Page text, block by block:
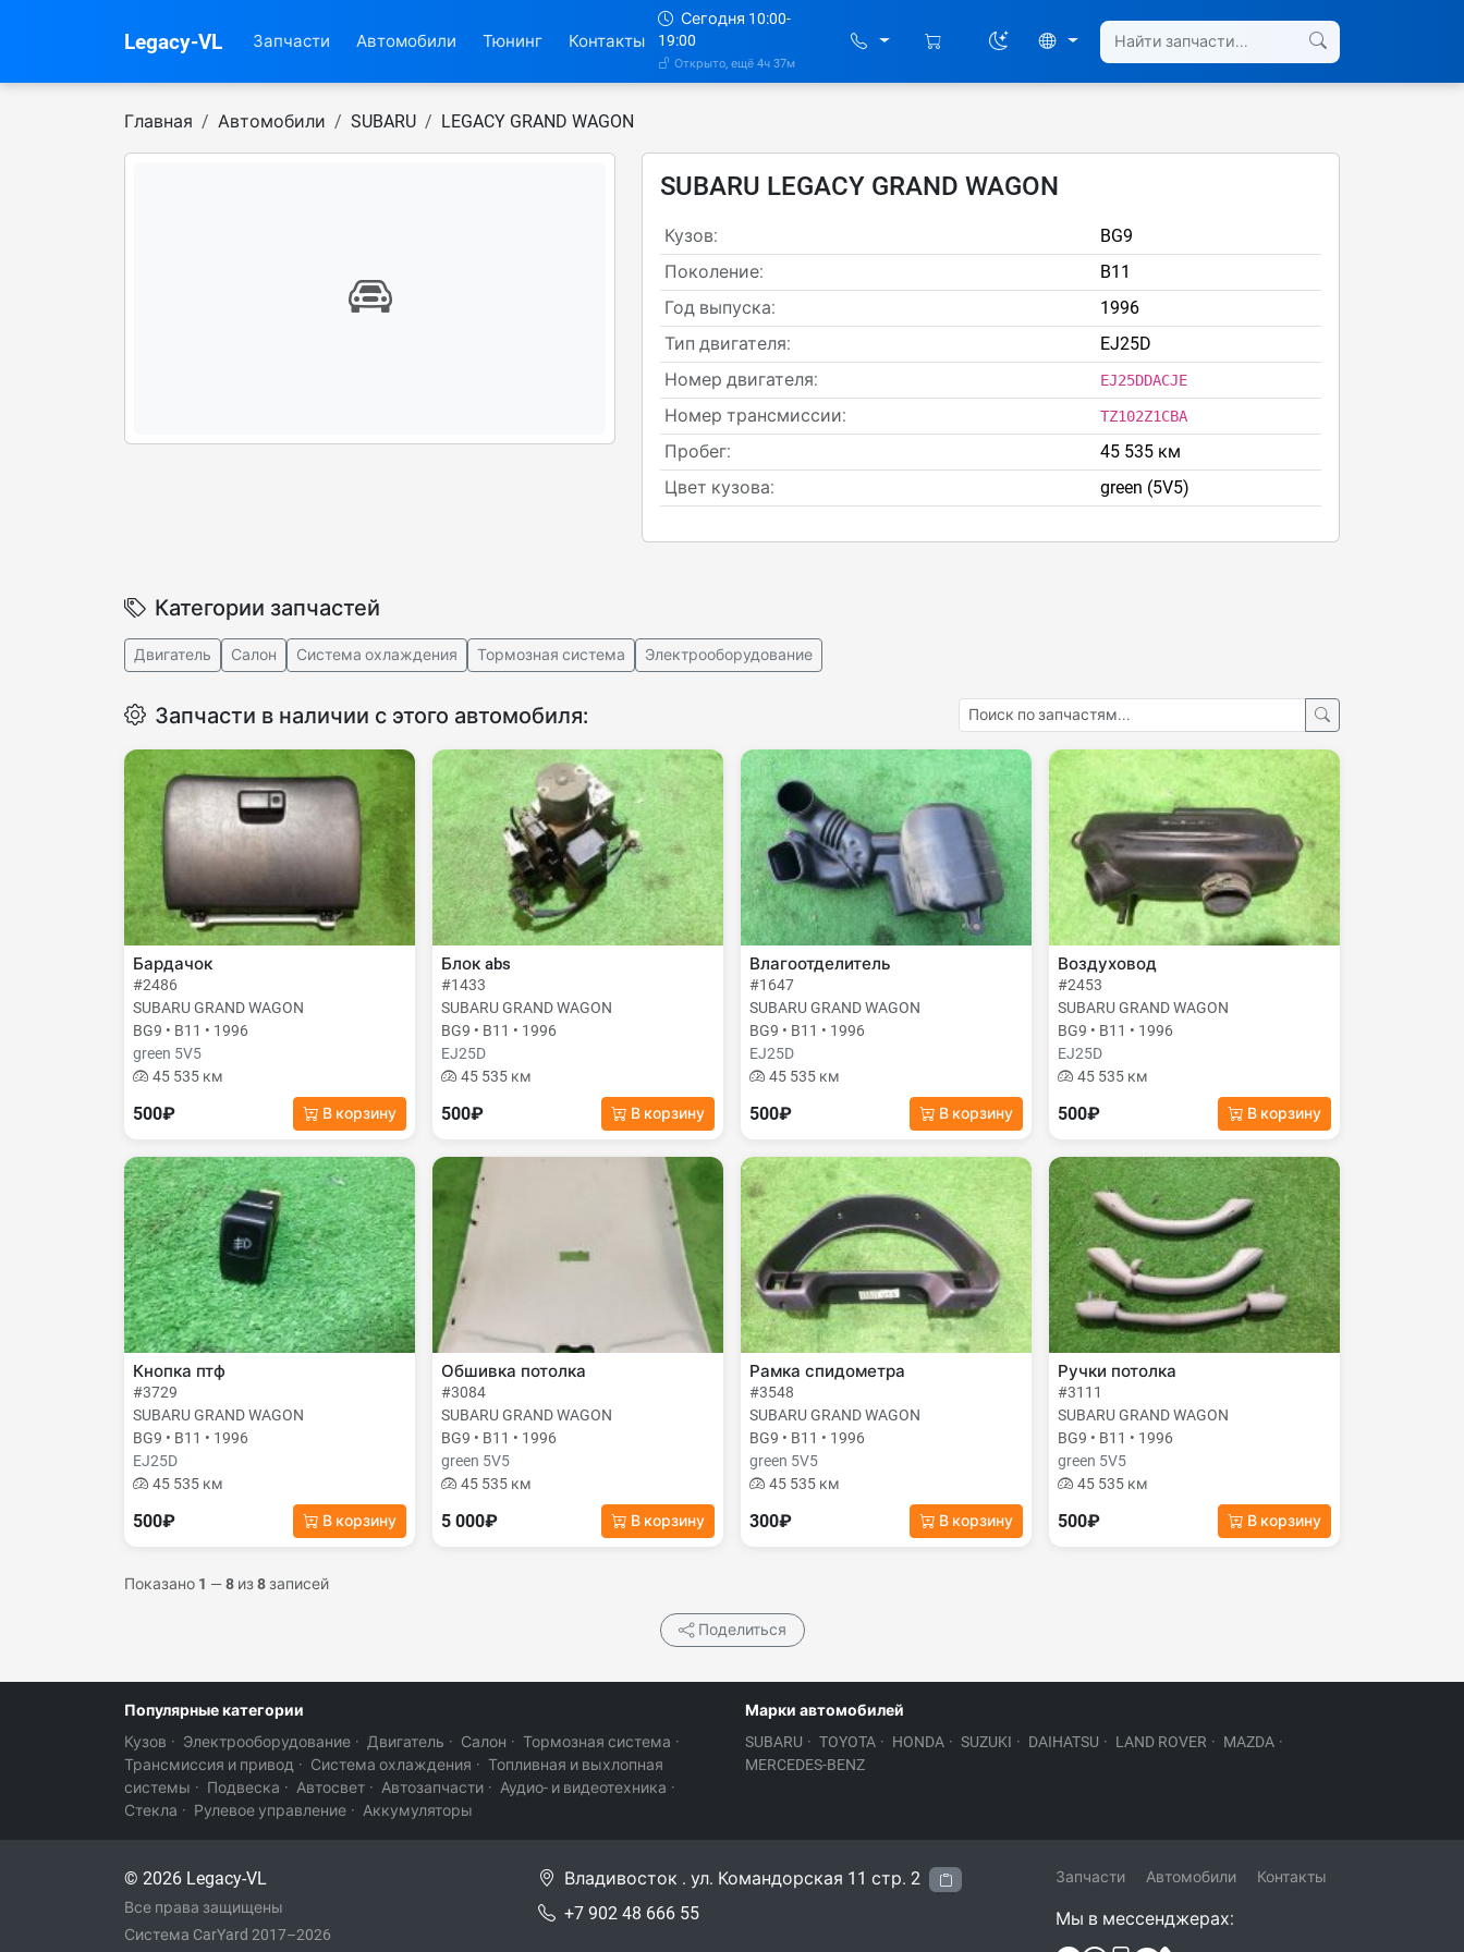
Legacy-VL Запчасти Автомобили Тюнинг Контакты
Сегодня 10:00-
19:00
Открыто, ещё 4ч 37м
Главная Автомобили SUBARU LEGACY GRAND WAGON
SUBARU LEGACY GRAND WAGON
Кузов:
BG9
Поколение:
B11
Год выпуска:
1996
Тип двигателя:
EJ25D
Номер двигателя:
EJ25DDACJE
Номер трансмиссии: TZ102Z1CBA
Пробег:
45 535 км
Цвет кузова:
green (5V5)
Категории запчастей
Двигатель Салон Система охлаждения Тормозная система Электрооборудование
Запчасти в наличии с этого автомобиля:
Бардачок
#2486
SUBARU GRAND WAGON
BG9 • B11 • 1996
green 5V5
45 535 км
500₽ В корзину
Блок abs
#1433
SUBARU GRAND WAGON
BG9 • B11 • 1996
EJ25D
45 535 км
500₽ В корзину
Влагоотделитель
#1647
SUBARU GRAND WAGON
BG9 • B11 • 1996
EJ25D
45 535 км
500₽ В корзину
Воздуховод
#2453
SUBARU GRAND WAGON
BG9 • B11 • 1996
EJ25D
45 535 км
500₽ В корзину
Кнопка птф
#3729
SUBARU GRAND WAGON
BG9 • B11 • 1996
EJ25D
45 535 км
500₽ В корзину
Обшивка потолка
#3084
SUBARU GRAND WAGON
BG9 • B11 • 1996
green 5V5
45 535 км
5 000₽ В корзину
Рамка спидометра
#3548
SUBARU GRAND WAGON
BG9 • B11 • 1996
green 5V5
45 535 км
300₽ В корзину
Ручки потолка
#3111
SUBARU GRAND WAGON
BG9 • B11 • 1996
green 5V5
45 535 км
500₽ В корзину
Показано 1 — 8 из8записей
Поделиться
Популярные категории
Кузов · Электрооборудование · Двигатель · Салон · Тормозная система ·
Трансмиссия и привод · Система охлаждения · Топливная и выхлопная
системы · Подвеска · Автосвет · Автозапчасти · Аудио- и видеотехника ·
Стекла · Рулевое управление · Аккумуляторы
Марки автомобилей
SUBARU · TOYOTA · HONDA · SUZUKI · DAIHATSU · LAND ROVER · MAZDA ·
MERCEDES-BENZ
© 2026 Legacy-VL
Все права защищены
Система CarYard 2017–2026
Владивосток . ул. Командорская 11 стр. 2
+7 902 48 666 55
Запчасти Автомобили Контакты
Мы в мессенджерах: